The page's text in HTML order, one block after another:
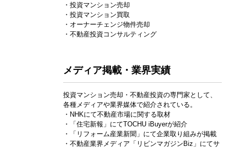
・投資マンション売却
・投資マンション買取
・オーナーチェンジ物件売却
・不動産投資コンサルティング
メディア掲載・業界実績
投資マンション売却・不動産投資の専門家として、
各種メディアや業界媒体で紹介されている。
・NHKにて不動産市場に関する取材
・「住宅新報」にてTOCHU iBuyerが紹介
・「リフォーム産業新聞」にて企業取り組みが掲載
・不動産業界メディア「リビンマガジンBiz」にてサ